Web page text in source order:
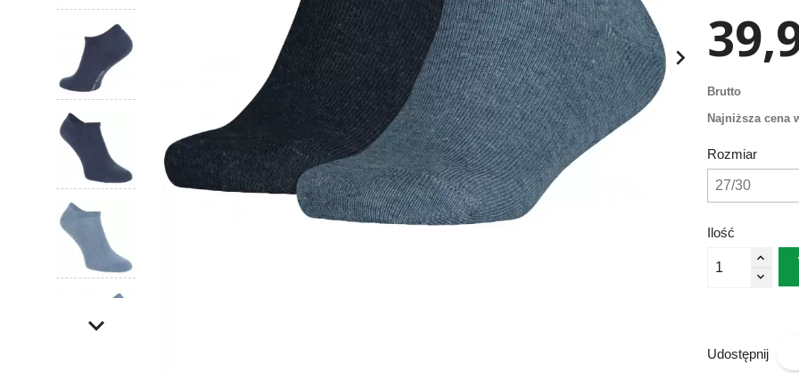

Brutto
Najniższa cena
Rozmiar
Ilość
Udostępnij